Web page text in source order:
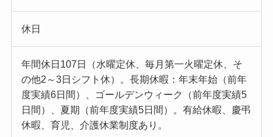
休日
年間休日107日（水曜定休、毎月第一火曜定休、そ
の他2～3日シフト休）。長期休暇：年末年始（前年
度実績6日間）、ゴールデンウィーク（前年度実績5
日間）、夏期（前年度実績5日間）。有給休暇、慶弔
休暇、育児、介護休業制度あり。